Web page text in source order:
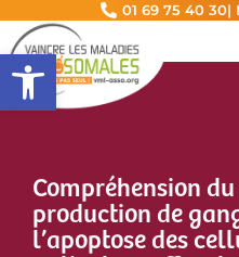
Ouvrir la barre d’outils
01 69 75 40 30|
Compréhension
production de
l’apoptose des